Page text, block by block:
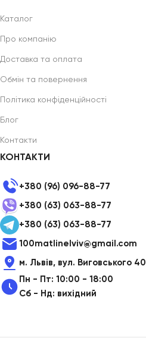
Каталог
Про компанію
Доставка та оплата
Обмін та повернення
Політика конфіденційності
Блог
Контакти
КОНТАКТИ
+380 (96) 096-88-77
+380 (63) 063-88-77
+380 (63) 063-88-77
100matlinelviv@gmail.com
м. Львів, вул. Виговського 40
Пн - Пт: 10:00 - 18:00
Сб - Нд: вихідний